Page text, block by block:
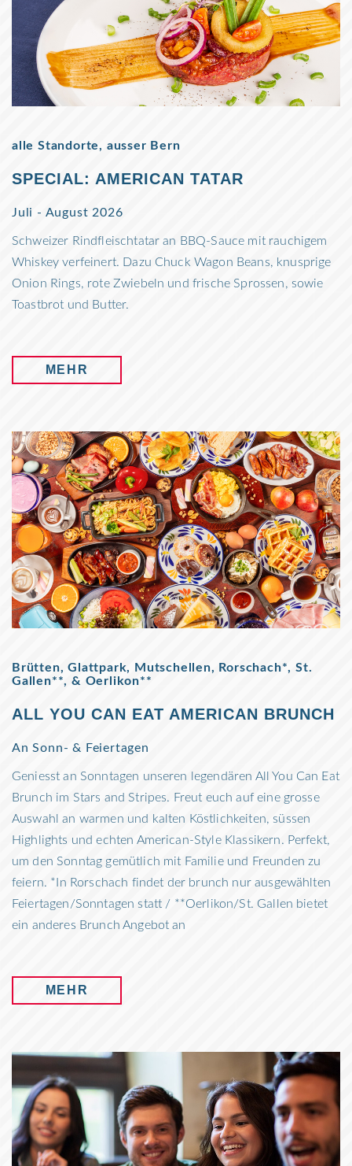
alle Standorte, ausser Bern
SPECIAL: AMERICAN TATAR
Juli - August 2026
Schweizer Rindfleischtatar an BBQ-Sauce mit rauchigem
Whiskey verfeinert. Dazu Chuck Wagon Beans, knusprige
Onion Rings, rote Zwiebeln und frische Sprossen, sowie
Toastbrot und Butter.
MEHR
Brütten, Glattpark, Mutschellen, Rorschach*, St.
Gallen**, & Oerlikon**
ALL YOU CAN EAT AMERICAN BRUNCH
An Sonn- & Feiertagen
Geniesst an Sonntagen unseren legendären All You Can Eat
Brunch im Stars and Stripes. Freut euch auf eine grosse
Auswahl an warmen und kalten Köstlichkeiten, süssen
Highlights und echten American-Style Klassikern. Perfekt,
um den Sonntag gemütlich mit Familie und Freunden zu
feiern. *In Rorschach findet der brunch nur ausgewählten
Feiertagen/Sonntagen statt / **Oerlikon/St. Gallen bietet
ein anderes Brunch Angebot an
MEHR